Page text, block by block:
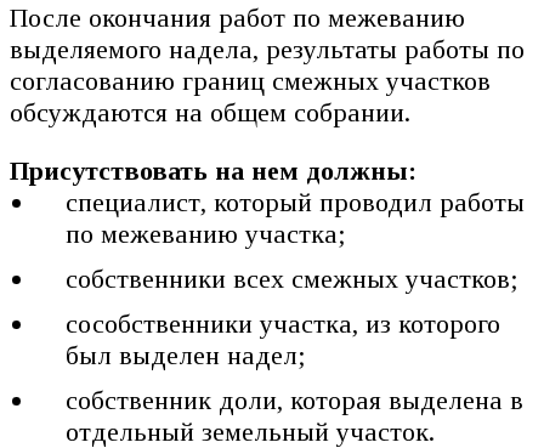
После окончания работ по межеванию
выделяемого надела, результаты работы по
согласованию границ смежных участков
обсуждаются на общем собрании.
Присутствовать на нем должны:
специалист, который проводил работы
по межеванию участка;
собственники всех смежных участков;
сособственники участка, из которого
был выделен надел;
собственник доли, которая выделена в
отдельный земельный участок.